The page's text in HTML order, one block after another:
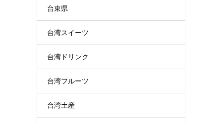
台東県
台湾スイーツ
台湾ドリンク
台湾フルーツ
台湾土産